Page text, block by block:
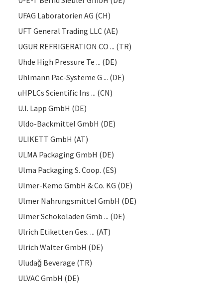
UFAG Laboratorien AG (CH)
UFT General Trading LLC (AE)
UGUR REFRIGERATION CO ... (TR)
Uhde High Pressure Te ... (DE)
Uhlmann Pac-Systeme G ... (DE)
uHPLCs Scientific Ins ... (CN)
U.I. Lapp GmbH (DE)
Uldo-Backmittel GmbH (DE)
ULIKETT GmbH (AT)
ULMA Packaging GmbH (DE)
Ulma Packaging S. Coop. (ES)
Ulmer-Kemo GmbH & Co. KG (DE)
Ulmer Nahrungsmittel GmbH (DE)
Ulmer Schokoladen Gmb ... (DE)
Ulrich Etiketten Ges. ... (AT)
Ulrich Walter GmbH (DE)
Uludağ Beverage (TR)
ULVAC GmbH (DE)